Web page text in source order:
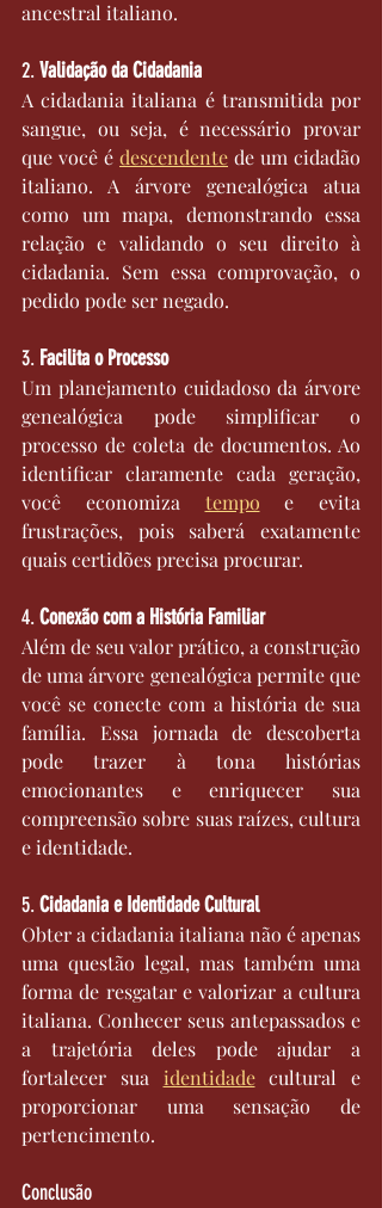
ancestral italiano.
2. Validação da Cidadania
A cidadania italiana é transmitida por
sangue, ou seja, é necessário provar
que você é descendente de um cidadão
italiano. A árvore genealógica atua
como um mapa, demonstrando essa
relação e validando o seu direito à
cidadania. Sem essa comprovação, o
pedido pode ser negado.
3. Facilita o Processo
Um planejamento cuidadoso da árvore
genealógica pode simplificar o
processo de coleta de documentos. Ao
identificar claramente cada geração,
você economiza tempo e evita
frustrações, pois saberá exatamente
quais certidões precisa procurar.
4. Conexão com a História Familiar
Além de seu valor prático, a construção
de uma árvore genealógica permite que
você se conecte com a história de sua
família. Essa jornada de descoberta
pode trazer à tona histórias
emocionantes e enriquecer sua
compreensão sobre suas raízes, cultura
e identidade.
5. Cidadania e Identidade Cultural
Obter a cidadania italiana não é apenas
uma questão legal, mas também uma
forma de resgatar e valorizar a cultura
italiana. Conhecer seus antepassados e
a trajetória deles pode ajudar a
fortalecer sua identidade cultural e
proporcionar uma sensação de
pertencimento.
Conclusão